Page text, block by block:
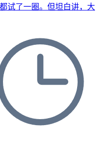
试了一圈。但坦白讲，大